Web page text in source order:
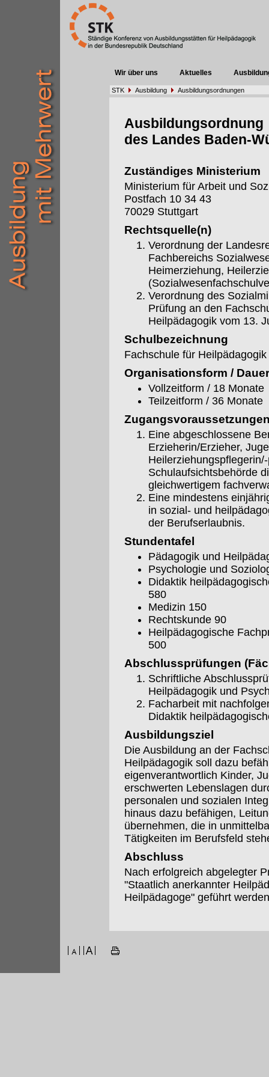
Wir über uns Aktuelles
STK Ausbildung Ausbildungsordnungen
Ausbildungsordnung
des Landes Baden-
Zuständiges Ministerium
Ministerium für Arbeit und
Postfach 10 34 43
70029 Stuttgart
Rechtsquelle(n)
Verordnung der
Fachbereichs
Heimerziehung,
Verordnung des
Prüfung an den
Heilpädagogik vom 13.
Schulbezeichnung
Fachschule für Heilpädagogik
Organisationsform / Dauer
Vollzeitform / 18 Monate
Teilzeitform / 36 Monate
Eine abgeschlossene
Erzieherin/Erzieher,
Schulaufsichtsbehörde
gleichwertigem
Eine mindestens
in sozial- und
der Berufserlaubnis.
Stundentafel
Pädagogik und
Psychologie und
Didaktik
580
Medizin 150
Rechtskunde 90
Heilpädagogische
500
Abschlussprüfungen
Schriftliche
Heilpädagogik und
Facharbeit mit
Didaktik
Ausbildungsziel
Die Ausbildung an der
Heilpädagogik soll dazu
eigenverantwortlich Kinder,
erschwerten Lebenslagen
personalen und sozialen
hinaus dazu befähigen,
übernehmen, die in
Tätigkeiten im Berufsfeld
Abschluss
Nach erfolgreich abgelegter
"Staatlich anerkannter
Heilpädagoge" geführt